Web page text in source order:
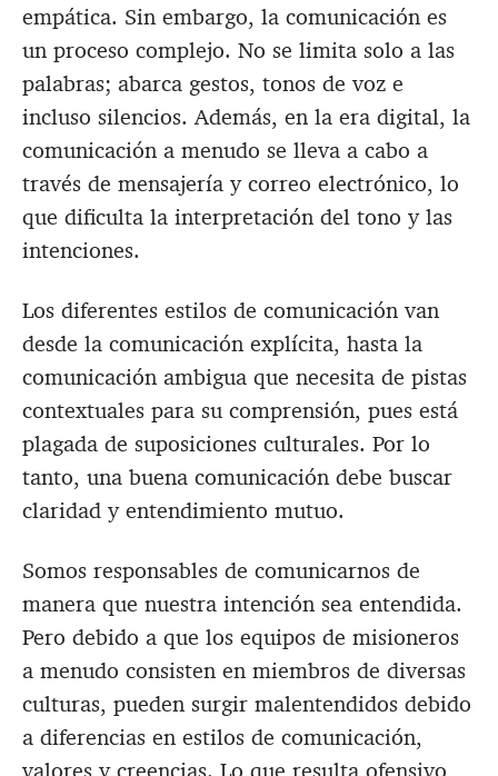
empática. Sin embargo, la comunicación es
un proceso complejo. No se limita solo a las
palabras; abarca gestos, tonos de voz e
incluso silencios. Además, en la era digital, la
comunicación a menudo se lleva a cabo a
través de mensajería y correo electrónico, lo
que dificulta la interpretación del tono y las
intenciones.
Los diferentes estilos de comunicación van
desde la comunicación explícita, hasta la
comunicación ambigua que necesita de pistas
contextuales para su comprensión, pues está
plagada de suposiciones culturales. Por lo
tanto, una buena comunicación debe buscar
claridad y entendimiento mutuo.
Somos responsables de comunicarnos de
manera que nuestra intención sea entendida.
Pero debido a que los equipos de misioneros
a menudo consisten en miembros de diversas
culturas, pueden surgir malentendidos debido
a diferencias en estilos de comunicación,